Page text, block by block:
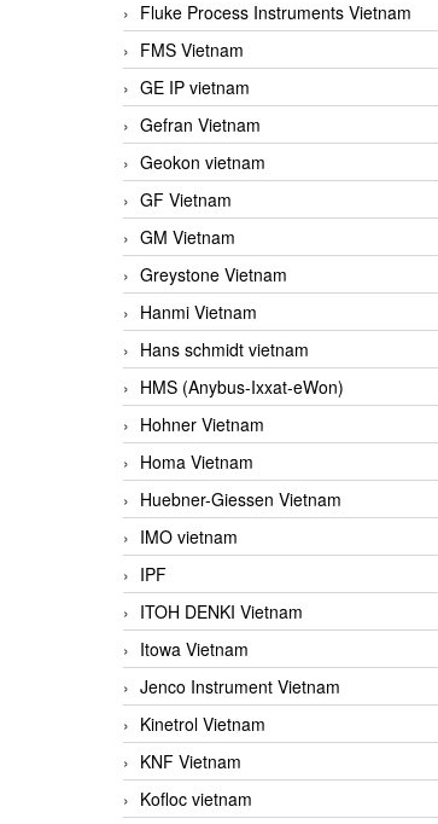
Fluke Process Instruments Vietnam
FMS Vietnam
GE IP vietnam
Gefran Vietnam
Geokon vietnam
GF Vietnam
GM Vietnam
Greystone Vietnam
Hanmi Vietnam
Hans schmidt vietnam
HMS (Anybus-Ixxat-eWon)
Hohner Vietnam
Homa Vietnam
Huebner-Giessen Vietnam
IMO vietnam
IPF
ITOH DENKI Vietnam
Itowa Vietnam
Jenco Instrument Vietnam
Kinetrol Vietnam
KNF Vietnam
Kofloc vietnam